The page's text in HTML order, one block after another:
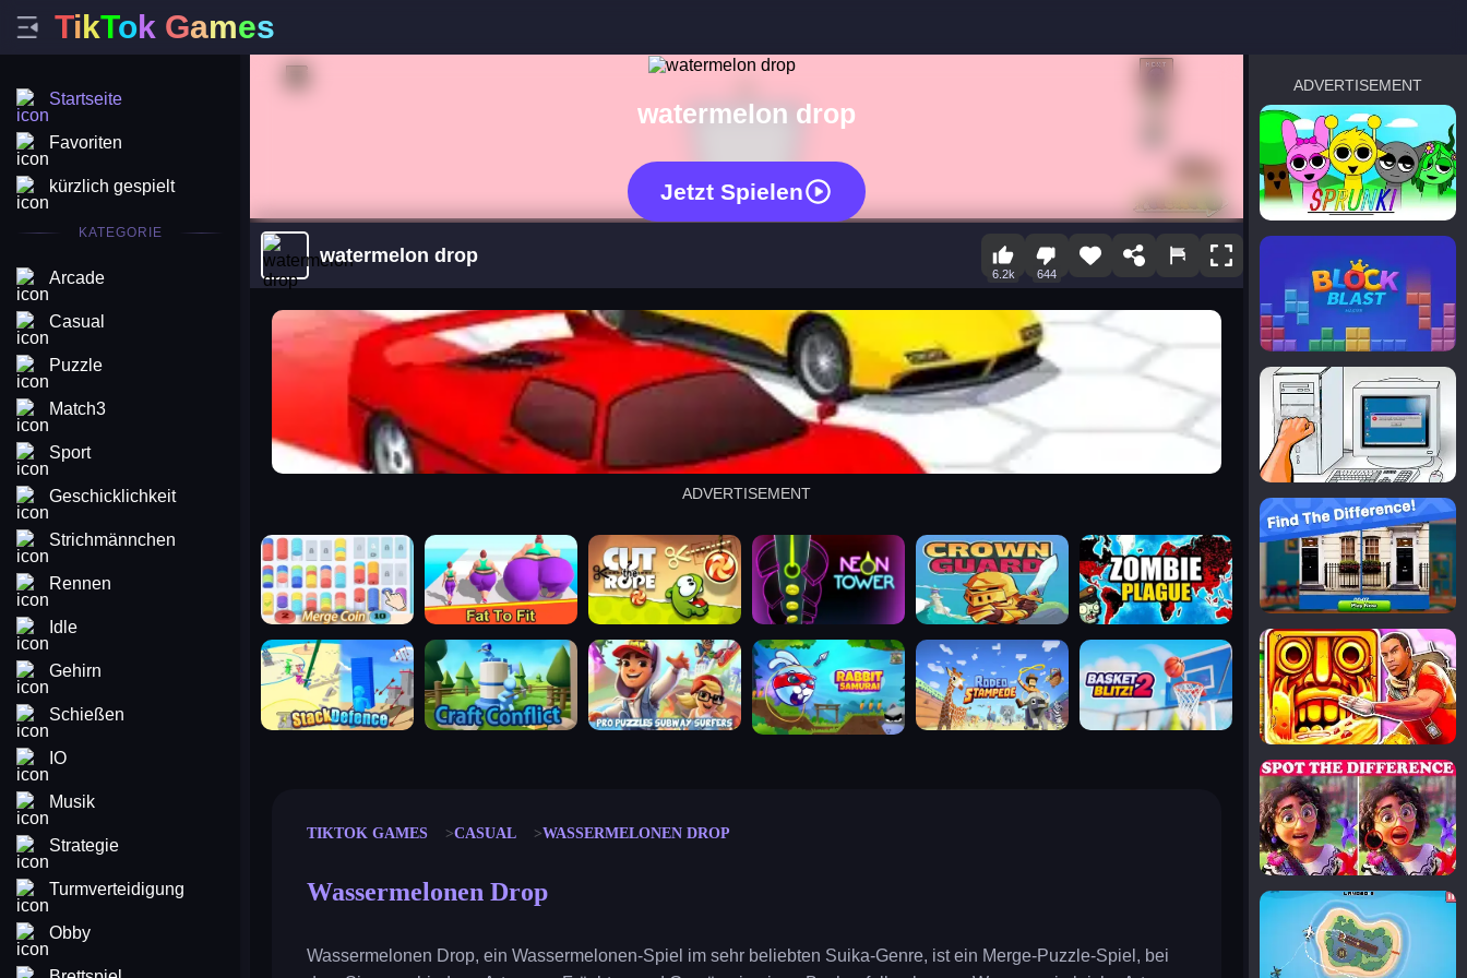
TikTok Games
Startseite
Favoriten
kürzlich gespielt
KATEGORIE
Arcade
Casual
Puzzle
Match3
Sport
Geschicklichkeit
Strichmännchen
Rennen
Idle
Gehirn
Schießen
IO
Musik
Strategie
Turmverteidigung
Obby
watermelon drop
Jetzt Spielen
watermelon drop
6.2k 644
arena king
ADVERTISEMENT
merge coin fat to fit cut the rope neon tower crown guard zombie plague
stack defence craft conflict subway surfers rabbit samurai rodeo stampede basket blitz
TIKTOK GAMES CASUAL WASSERMELONEN DROP
Wassermelonen Drop
Wassermelonen Drop, ein Wassermelonen-Spiel im sehr beliebten Suika-Genre, ist ein Merge-Puzzle-Spiel, bei
ADVERTISEMENT
sprunki
Blocky Blast!
smash it
notice the difference
temple run 2
spot the differences
silly sky